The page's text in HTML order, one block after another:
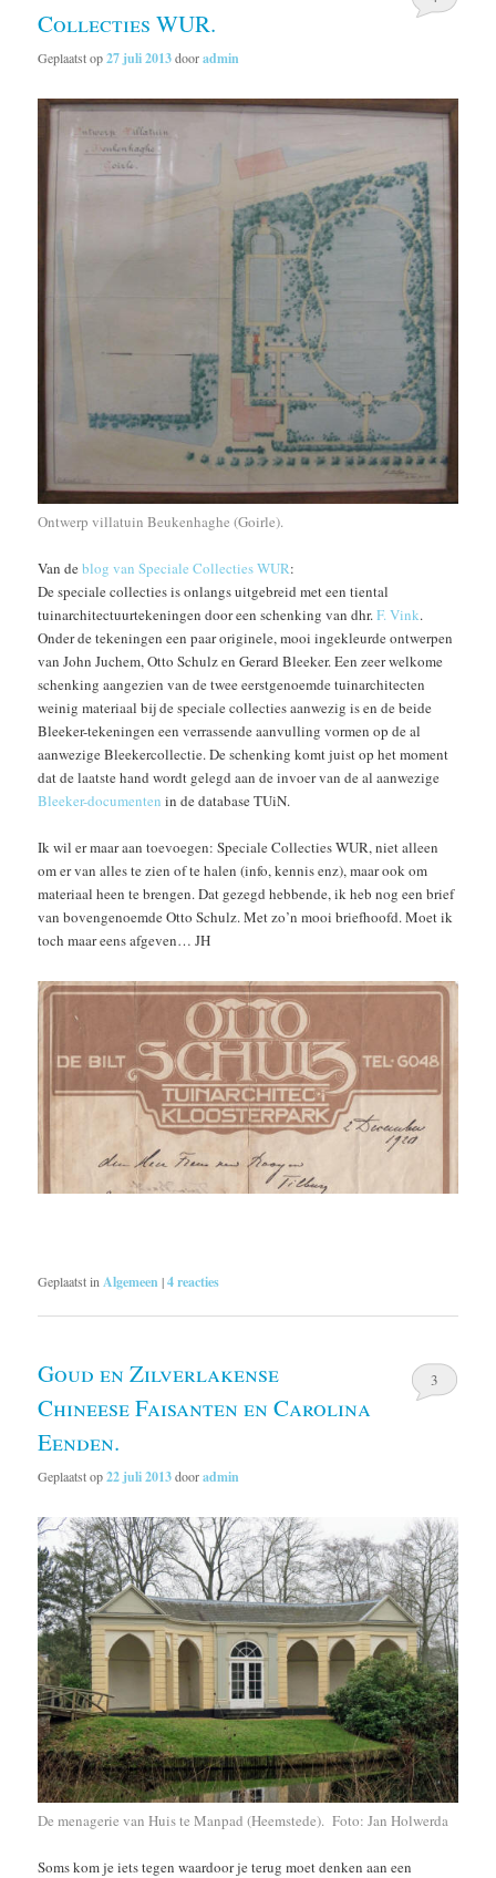
Collecties WUR.
Geplaatst op27 juli 2013dooradmin
Ontwerp villatuin Beukenhaghe (Goirle).
Van deblog van Speciale Collecties WUR:
De speciale collecties is onlangs uitgebreid met een tiental
tuinarchitectuurtekeningen door een schenking van dhr.F. Vink.
Onder de tekeningen een paar originele, mooi ingekleurde ontwerpen
van John Juchem, Otto Schulz en Gerard Bleeker. Een zeer welkome
schenking aangezien van de twee eerstgenoemde tuinarchitecten
weinig materiaal bij de speciale collecties aanwezig is en de beide
Bleeker-tekeningen een verrassende aanvulling vormen op de al
aanwezige Bleekercollectie. De schenking komt juist op het moment
dat de laatste hand wordt gelegd aan de invoer van de al aanwezige
Bleeker-documentenin de database TUiN.
Ik wil er maar aan toevoegen: Speciale Collecties WUR, niet alleen
om er van alles te zien of te halen (info, kennis enz), maar ook om
materiaal heen te brengen. Dat gezegd hebbende, ik heb nog een brief
van bovengenoemde Otto Schulz. Met zo’n mooi briefhoofd. Moet ik
toch maar eens afgeven… JH
Geplaatst in Algemeen |4reacties
Goud en Zilverlakense
Chineese Faisanten en Carolina
Eenden.
Geplaatst op22 juli 2013dooradmin
3
De menagerie van Huis te Manpad (Heemstede). Foto: Jan Holwerda
Soms kom je iets tegen waardoor je terug moet denken aan een